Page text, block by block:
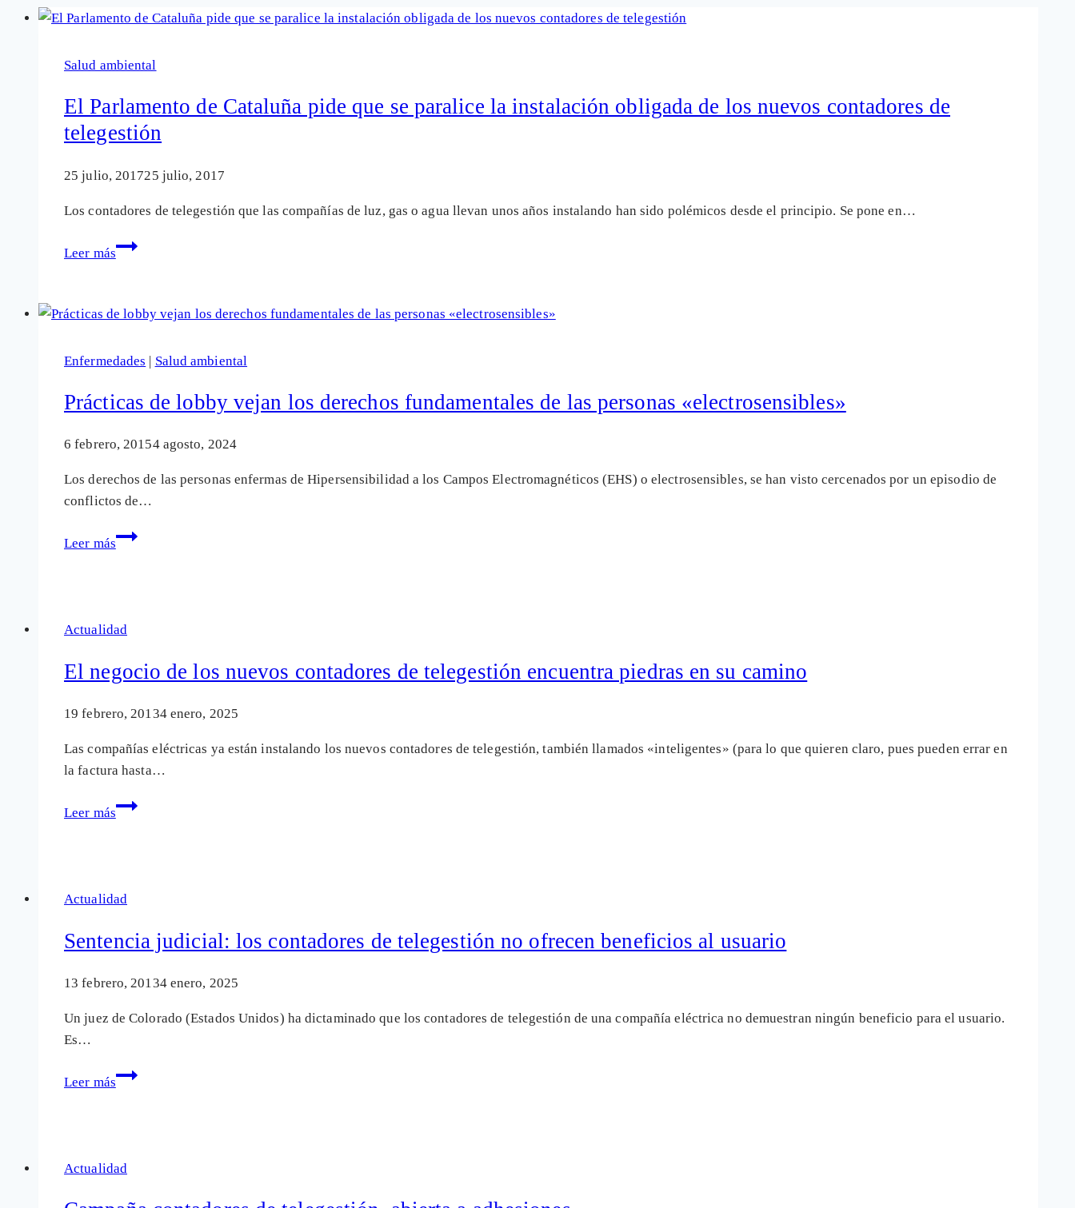
Salud ambiental
El Parlamento de Cataluña pide que se paralice la instalación obligada de los nuevos contadores de
telegestión
25 julio, 201725 julio, 2017
Los contadores de telegestión que las compañías de luz, gas o agua llevan unos años instalando han sido polémicos desde el principio. Se pone en…
Leer más
El
Cataluña
que
paralice
la
instalación
de
los
contadores
Enfermedades | Salud ambiental
Prácticas de lobby vejan los derechos fundamentales de las personas «electrosensibles»
6 febrero, 20154 agosto, 2024
Los derechos de las personas enfermas de Hipersensibilidad a los Campos Electromagnéticos (EHS) o electrosensibles, se han visto cercenados por un episodio de
conflictos de…
Leer más
Prácticas
los
fundamentales
de
las
«electrosensibles»
Actualidad
El negocio de los nuevos contadores de telegestión encuentra piedras en su camino
19 febrero, 20134 enero, 2025
Las compañías eléctricas ya están instalando los nuevos contadores de telegestión, también llamados «inteligentes» (para lo que quieren claro, pues pueden errar en
la factura hasta…
Leer más
El
nuevos
de
telegestión
encuentra
en
Actualidad
Sentencia judicial: los contadores de telegestión no ofrecen beneficios al usuario
13 febrero, 20134 enero, 2025
Un juez de Colorado (Estados Unidos) ha dictaminado que los contadores de telegestión de una compañía eléctrica no demuestran ningún beneficio para el usuario.
Es…
Leer más
Sentencia
de
no
Actualidad